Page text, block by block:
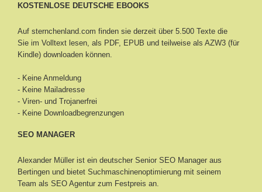
KOSTENLOSE DEUTSCHE EBOOKS
Auf sternchenland.com finden sie derzeit über 5.500 Texte die
Sie im Volltext lesen, als PDF, EPUB und teilweise als AZW3 (für
Kindle) downloaden können.
- Keine Anmeldung
- Keine Mailadresse
- Viren- und Trojanerfrei
- Keine Downloadbegrenzungen
SEO MANAGER
Alexander Müller ist ein deutscher Senior SEO Manager aus
Bertingen und bietet Suchmaschinenoptimierung mit seinem
Team als SEO Agentur zum Festpreis an.